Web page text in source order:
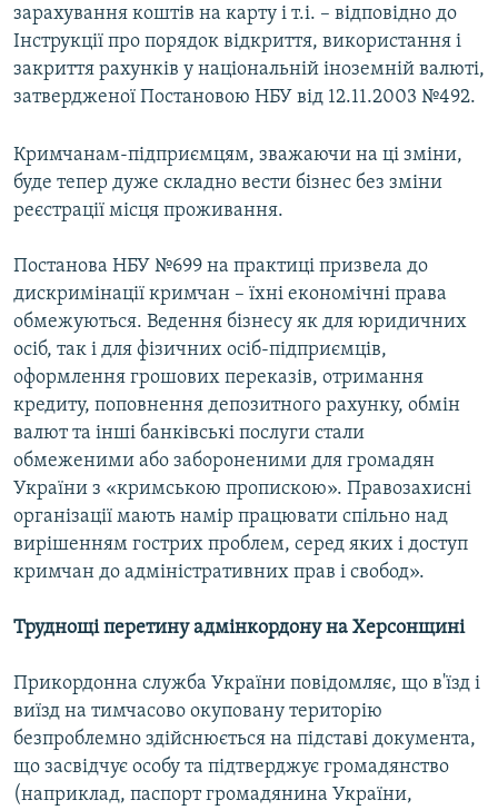
зарахування коштів на карту і т.і. – відповідно до
Інструкції про порядок відкриття, використання і
закриття рахунків у національній іноземній валюті,
затвердженої Постановою НБУ від 12.11.2003 №492.
Кримчанам-підприємцям, зважаючи на ці зміни,
буде тепер дуже складно вести бізнес без зміни
реєстрації місця проживання.
Постанова НБУ №699 на практиці призвела до
дискримінації кримчан – їхні економічні права
обмежуються. Ведення бізнесу як для юридичних
осіб, так і для фізичних осіб-підприємців,
оформлення грошових переказів, отримання
кредиту, поповнення депозитного рахунку, обмін
валют та інші банківські послуги стали
обмеженими або забороненими для громадян
України з «кримською пропискою». Правозахисні
організації мають намір працювати спільно над
вирішенням гострих проблем, серед яких і доступ
кримчан до адміністративних прав і свобод».
Труднощі перетину адмінкордону на Херсонщині
Прикордонна служба України повідомляє, що в'їзд і
виїзд на тимчасово окуповану територію
безпроблемно здійснюється на підставі документа,
що засвідчує особу та підтверджує громадянство
(наприклад, паспорт громадянина України,